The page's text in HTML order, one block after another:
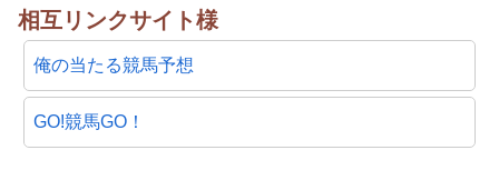
相互リンクサイト様
俺の当たる競馬予想
GO!競馬GO！